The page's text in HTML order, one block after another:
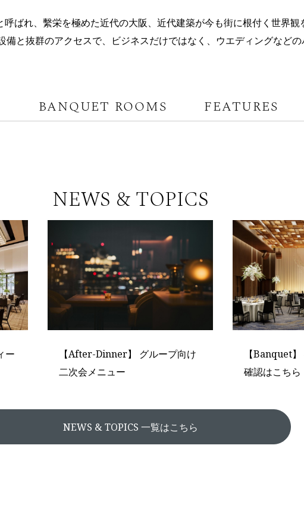
ばれ、繫栄を極めた近代の大阪、 近代建築が今も街に根付く世界観
と抜群のアクセスで、
ビジネスだけではなく、ウエディングなど
BANQUET ROOMS FEATURES
NEWS & TOPICS
ー
【After-Dinner】 グループ向け
二次会メニュー
【Banquet
確認はこちら
NEWS & TOPICS 一覧はこちら